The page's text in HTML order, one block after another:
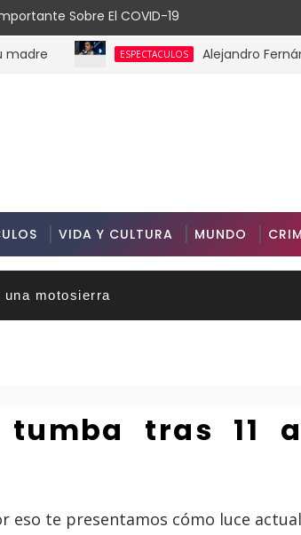
El COVID-19
ESPECTACULOS Alejandro Fernández
VIDA Y CULTURA MUNDO
motosierra
tras 11
eso te presentamos cómo luce